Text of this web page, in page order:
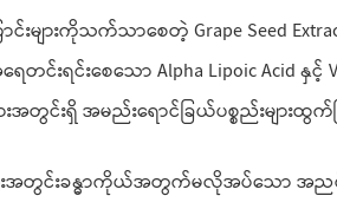
းများကိုသက်သာစေတဲ့ Grape Seed
င်းရင်းစေသော Alpha Lipoic Acid နှင့်
းအတွင်းရှိ အမည်းရောင်ခြယ်ပစ္စည်းများ
းအတွင်းခန္ဓာကိုယ်အတွက်မလိုအပ်သော အညစ်